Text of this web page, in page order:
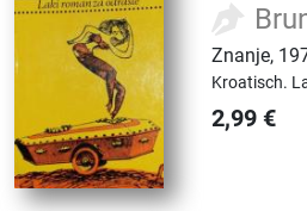
Znanje,
Kroatisch.
2,99 €